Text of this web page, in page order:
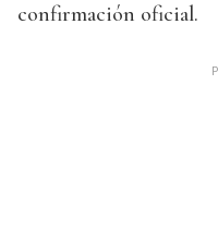
confirmación oficial.